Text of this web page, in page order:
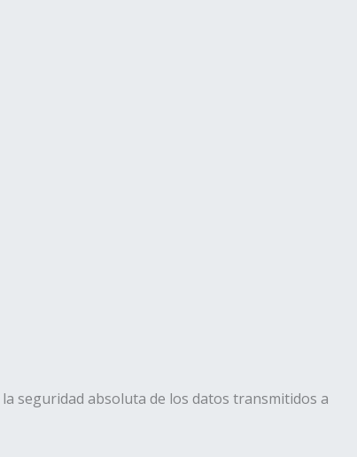
seguridad absoluta de los datos transmitidos a